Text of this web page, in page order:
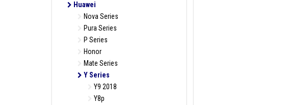
Huawei
Nova Series
Pura Series
P Series
Honor
Mate Series
Y Series
Y9 2018
Y8p